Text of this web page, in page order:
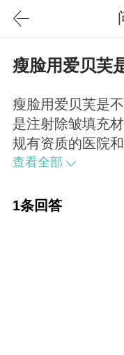
瘦脸用爱贝芙
瘦脸用爱贝芙是
是注射除皱填充
规有资质的医院
可以保证安全的
查看全部
1条回答